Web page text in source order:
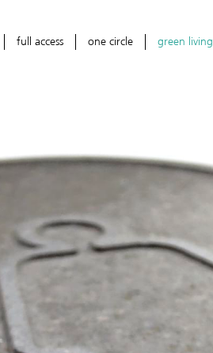
full access one circle green living